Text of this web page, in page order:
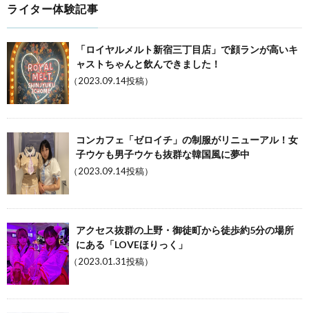
ライター体験記事
「ロイヤルメルト新宿三丁目店」で顔ランが高いキ
ャストちゃんと飲んできました！
（2023.09.14投稿）
コンカフェ「ゼロイチ」の制服がリニューアル！女
子ウケも男子ウケも抜群な韓国風に夢中
（2023.09.14投稿）
アクセス抜群の上野・御徒町から徒歩約5分の場所
にある「LOVEほりっく」
（2023.01.31投稿）